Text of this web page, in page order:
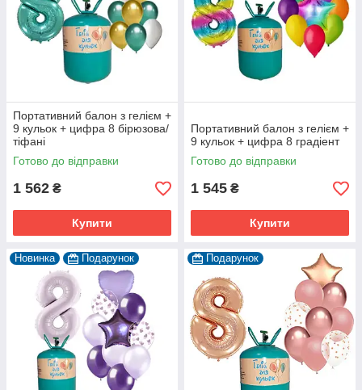
Портативний балон з гелієм +
9 кульок + цифра 8 бірюзова/
тіфані
Готово до відправки
1 562 ₴
Купити
Портативний балон з гелієм +
9 кульок + цифра 8 градіент
Готово до відправки
1 545 ₴
Купити
Новинка Подарунок Подарунок